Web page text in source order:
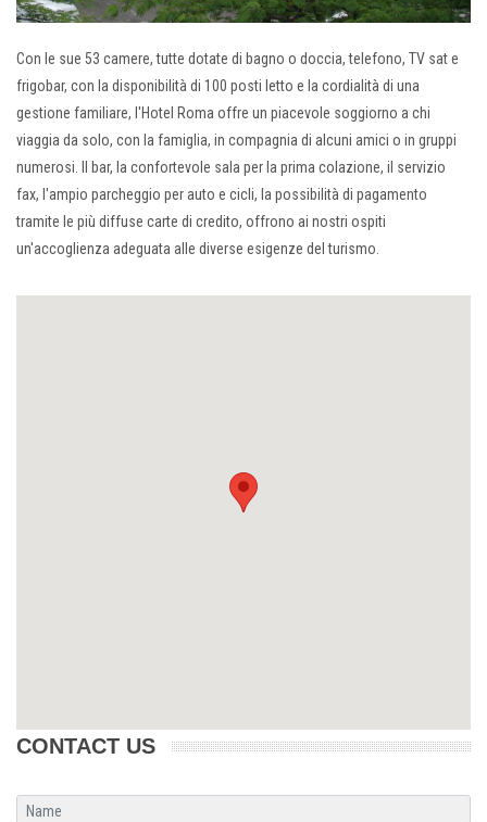
Con le sue 53 camere, tutte dotate di bagno o doccia, telefono, TV sat e
frigobar, con la disponibilità di 100 posti letto e la cordialità di una
gestione familiare, l'Hotel Roma offre un piacevole soggiorno a chi
viaggia da solo, con la famiglia, in compagnia di alcuni amici o in gruppi
numerosi. Il bar, la confortevole sala per la prima colazione, il servizio
fax, l'ampio parcheggio per auto e cicli, la possibilità di pagamento
tramite le più diffuse carte di credito, offrono ai nostri ospiti
un'accoglienza adeguata alle diverse esigenze del turismo.
CONTACT US